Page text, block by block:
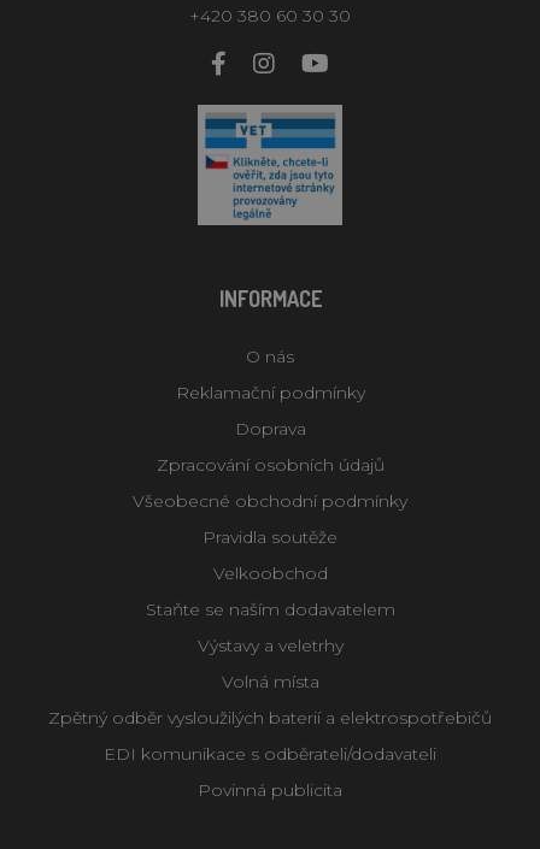
+420 380 60 30 30
INFORMACE
O nás
Reklamační podmínky
Doprava
Zpracování osobních údajů
Všeobecné obchodní podmínky
Pravidla soutěže
Velkoobchod
Staňte se naším dodavatelem
Výstavy a veletrhy
Volná místa
Zpětný odběr vysloužilých baterií a elektrospotřebičů
EDI komunikace s odběrateli/dodavateli
Povinná publicita